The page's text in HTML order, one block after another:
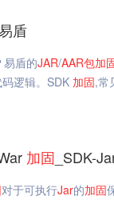
盾
易盾的JAR/AAR包加
逻辑。SDK 加固,常
加固 _SDK-
对于可执行Jar的加固